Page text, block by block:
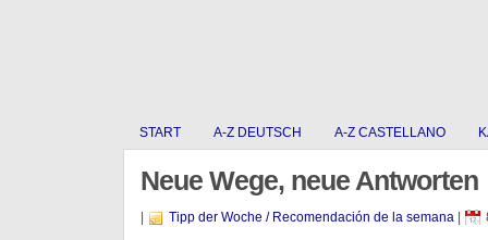
START A-Z DEUTSCH A-Z CASTELLANO
Neue Wege, neue Antworten
Tipp der Woche / Recomendación de la semana|